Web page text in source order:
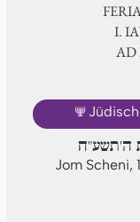
Ⅰ.
🕎
ה'תשע"ח
Jom Scheni,